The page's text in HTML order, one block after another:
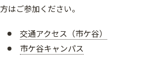
方はご参加ください。
交通アクセス（市ケ谷）
市ケ谷キャンパス